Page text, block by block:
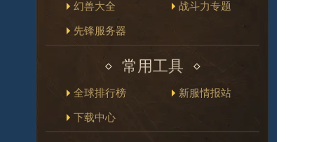
幻兽大全 战斗力专题
先锋服务器
常用工具
全球排行榜 新服情报站
下载中心